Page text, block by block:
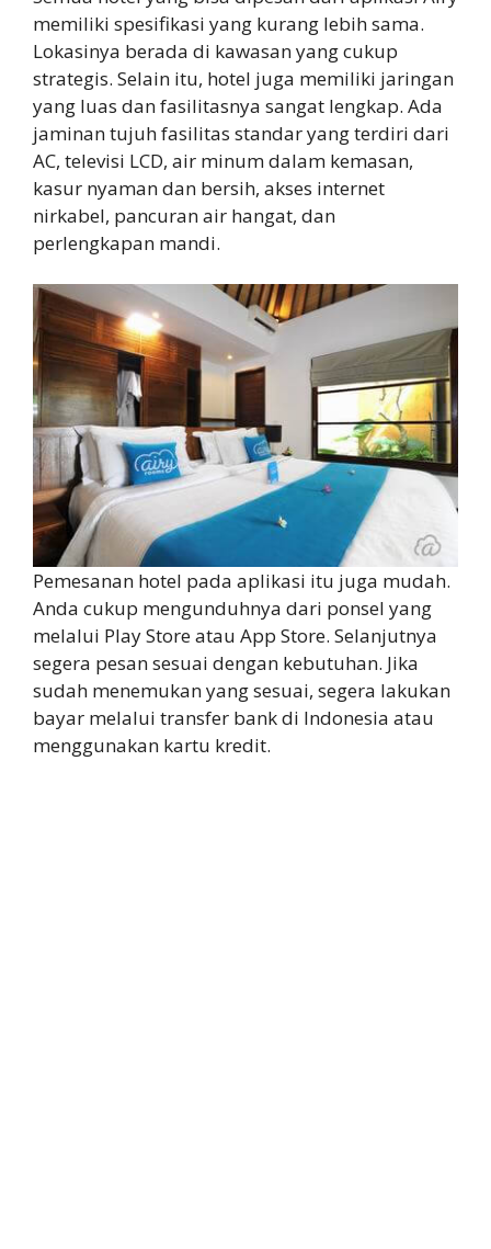
memiliki spesifikasi yang kurang lebih sama.
Lokasinya berada di kawasan yang cukup
strategis. Selain itu, hotel juga memiliki jaringan
yang luas dan fasilitasnya sangat lengkap. Ada
jaminan tujuh fasilitas standar yang terdiri dari
AC, televisi LCD, air minum dalam kemasan,
kasur nyaman dan bersih, akses internet
nirkabel, pancuran air hangat, dan
perlengkapan mandi.
Pemesanan hotel pada aplikasi itu juga mudah.
Anda cukup mengunduhnya dari ponsel yang
melalui Play Store atau App Store. Selanjutnya
segera pesan sesuai dengan kebutuhan. Jika
sudah menemukan yang sesuai, segera lakukan
bayar melalui transfer bank di Indonesia atau
menggunakan kartu kredit.